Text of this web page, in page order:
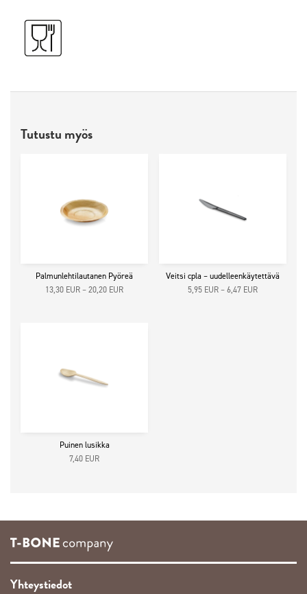
Tutustu myös
Palmunlehtilautanen Pyöreä
13,30 EUR–20,20 EURHintaluokka:
Veitsi cpla – uudelleenkäytettävä
5,95 EUR–6,47 EURHintaluokka:
Puinen lusikka
7,40 EUR
Yhteystiedot